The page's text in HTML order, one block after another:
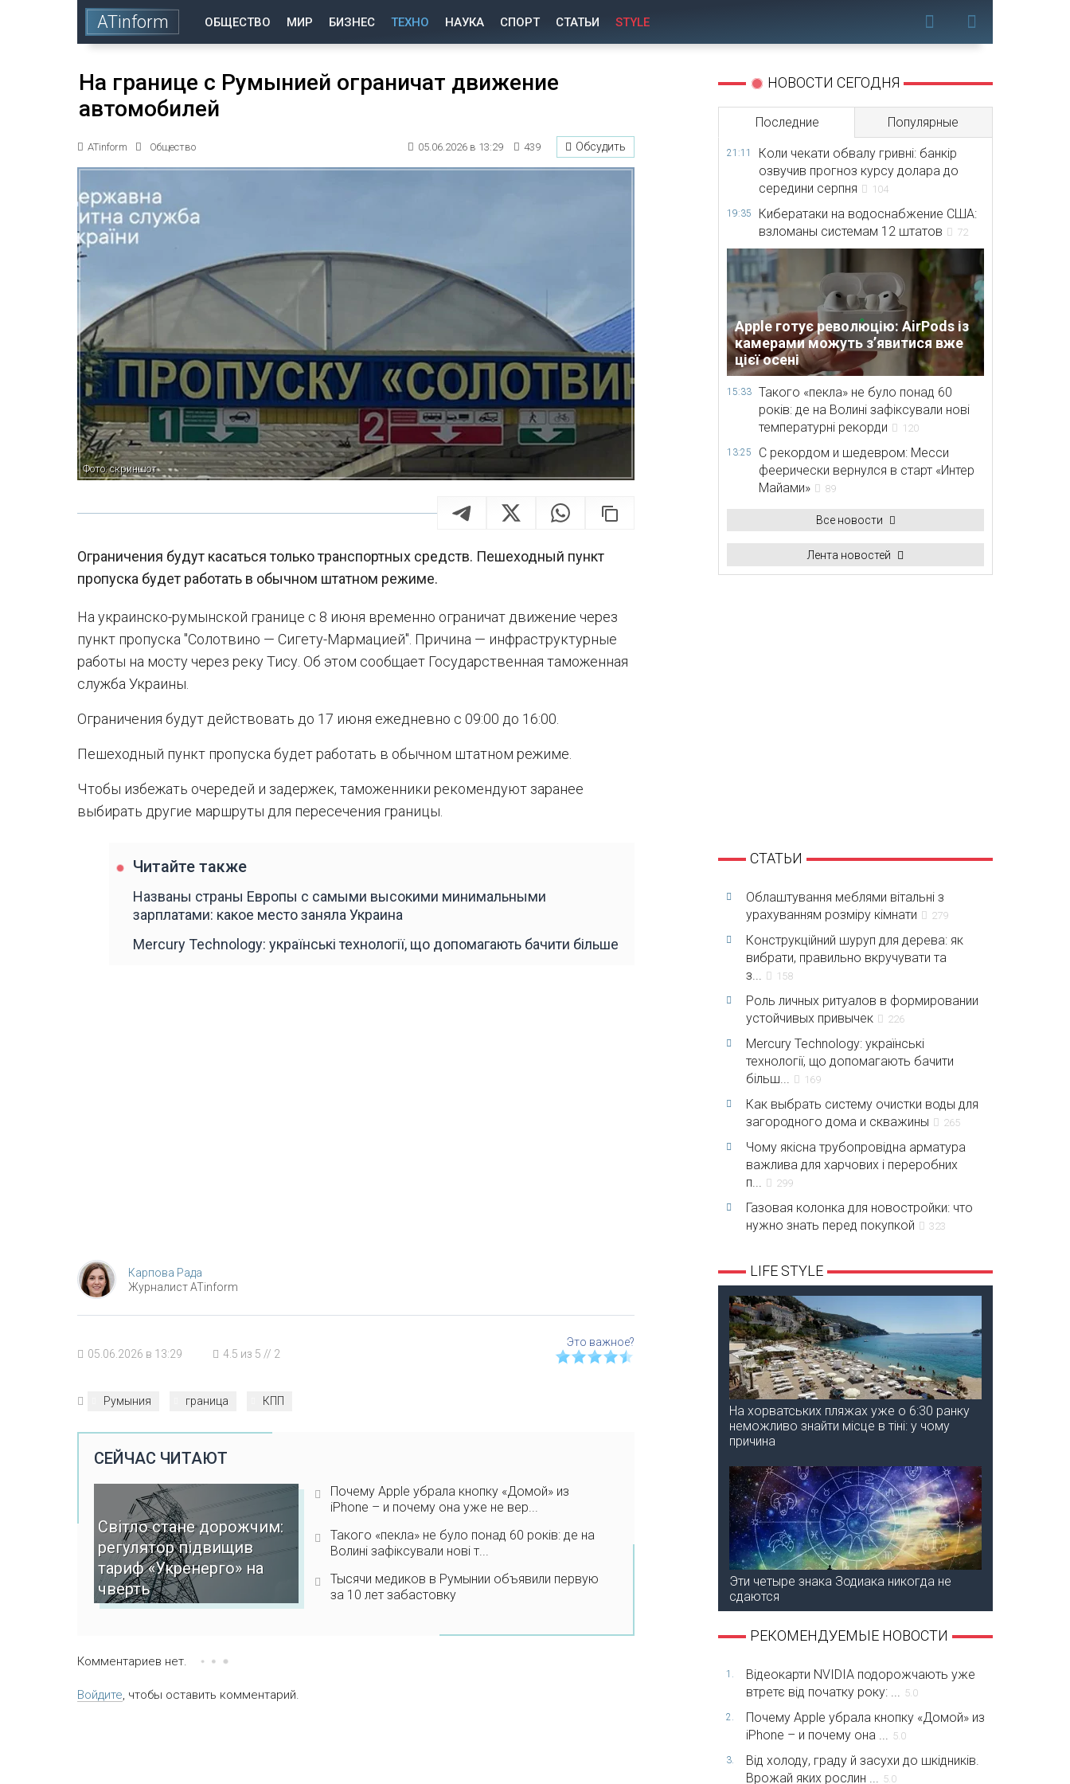
ATinform ОБЩЕСТВО МИР БИЗНЕС ТЕХНО НАУКА СПОРТ СТАТЬИ STYLE
На границе с Румынией ограничат движение
автомобилей
ATinform Общество 05.06.2026 в 13:29 439 Обсудить
Фото: скриншот
Ограничения будут касаться только транспортных средств. Пешеходный пункт
пропуска будет работать в обычном штатном режиме.
На украинско-румынской границе с 8 июня временно ограничат движение через
пункт пропуска "Солотвино — Сигету-Мармацией". Причина — инфраструктурные
работы на мосту через реку Тису. Об этом сообщает Государственная таможенная
служба Украины.
Ограничения будут действовать до 17 июня ежедневно с 09:00 до 16:00.
Пешеходный пункт пропуска будет работать в обычном штатном режиме.
Чтобы избежать очередей и задержек, таможенники рекомендуют заранее
выбирать другие маршруты для пересечения границы.
Читайте также
Названы страны Европы с самыми высокими минимальными
зарплатами: какое место заняла Украина
Mercury Technology: українські технології, що допомагають бачити більше
Карпова Рада
Журналист ATinform
05.06.2026 в 13:29 4.5 из 5 // 2
Румыния граница КПП
СЕЙЧАС ЧИТАЮТ
Світло стане дорожчим:
регулятор підвищив
тариф «Укренерго» на
чверть
Почему Apple убрала кнопку «Домой» из
iPhone – и почему она уже не вер...
Такого «пекла» не було понад 60 років: де на
Волині зафіксували нові т...
Тысячи медиков в Румынии объявили первую
за 10 лет забастовку
Комментариев нет.
Войдите, чтобы оставить комментарий.
НОВОСТИ СЕГОДНЯ
Последние Популярные
21:11
Коли чекати обвалу гривні: банкір
озвучив прогноз курсу долара до
середини серпня
104
19:35
Кибератаки на водоснабжение США:
взломаны системам 12 штатов
72
Apple готує революцію: AirPods із
камерами можуть з’явитися вже
цієї осені
15:33
Такого «пекла» не було понад 60
років: де на Волині зафіксували нові
температурні рекорди
120
13:25
С рекордом и шедевром: Месси
феерически вернулся в старт «Интер
Майами»
89
Все новости
Лента новостей
СТАТЬИ
Облаштування меблями вітальні з
урахуванням розміру кімнати
279
Конструкційний шуруп для дерева: як
вибрати, правильно вкручувати та
з...
158
Роль личных ритуалов в формировании
устойчивых привычек
226
Mercury Technology: українські
технології, що допомагають бачити
більш...
169
Как выбрать систему очистки воды для
загородного дома и скважины
265
Чому якісна трубопровідна арматура
важлива для харчових і переробних
п...
299
Газовая колонка для новостройки: что
нужно знать перед покупкой
323
LIFE STYLE
На хорватських пляжах уже о 6:30 ранку
неможливо знайти місце в тіні: у чому
причина
Эти четыре знака Зодиака никогда не
сдаются
РЕКОМЕНДУЕМЫЕ НОВОСТИ
1.
Відеокарти NVIDIA подорожчають уже
втретє від початку року: ...
5.0
2.
Почему Apple убрала кнопку «Домой» из
iPhone – и почему она ...
5.0
3.
Від холоду, граду й засухи до шкідників.
Врожай яких рослин ...
5.0